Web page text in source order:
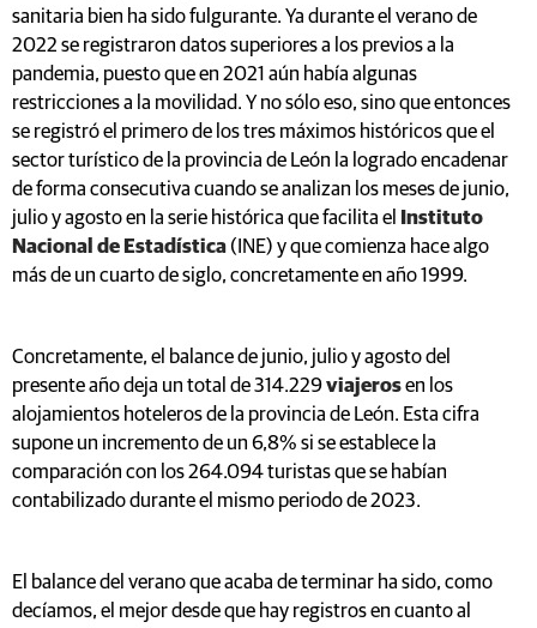
sanitaria bien ha sido fulgurante. Ya durante el verano de
2022 se registraron datos superiores a los previos a la
pandemia, puesto que en 2021 aún había algunas
restricciones a la movilidad. Y no sólo eso, sino que entonces
se registró el primero de los tres máximos históricos que el
sector turístico de la provincia de León la logrado encadenar
de forma consecutiva cuando se analizan los meses de junio,
julio y agosto en la serie histórica que facilita el
Instituto
Nacional de Estadística (INE) y que comienza hace algo
más de un cuarto de siglo, concretamente en año 1999.
Concretamente, el balance de junio, julio y agosto del
presente año deja un total de 314.229viajerosen los
alojamientos hoteleros de la provincia de León. Esta cifra
supone un incremento de un 6,8% si se establece la
comparación con los 264.094 turistas que se habían
contabilizado durante el mismo periodo de 2023.
El balance del verano que acaba de terminar ha sido, como
decíamos, el mejor desde que hay registros en cuanto al